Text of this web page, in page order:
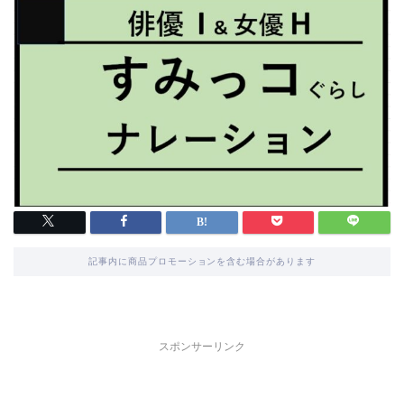
記事内に商品プロモーションを含む場合があります
スポンサーリンク